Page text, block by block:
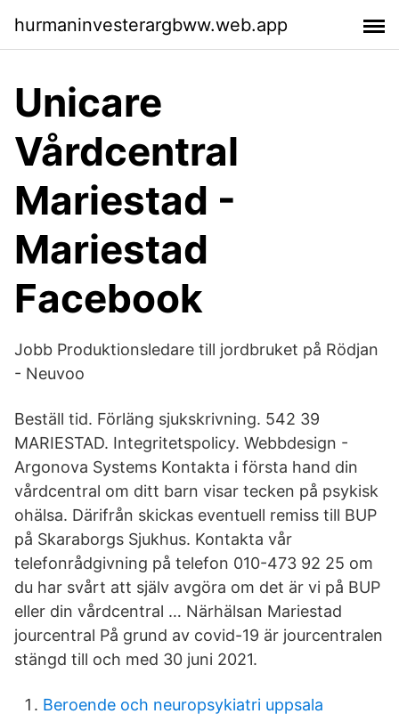
hurmaninvesterargbww.web.app
Unicare
Vårdcentral
Mariestad -
Mariestad
Facebook
Jobb Produktionsledare till jordbruket på Rödjan
- Neuvoo
Beställ tid. Förläng sjukskrivning. 542 39
MARIESTAD. Integritetspolicy. Webbdesign -
Argonova Systems Kontakta i första hand din
vårdcentral om ditt barn visar tecken på psykisk
ohälsa. Därifrån skickas eventuell remiss till BUP
på Skaraborgs Sjukhus. Kontakta vår
telefonrådgivning på telefon 010-473 92 25 om
du har svårt att själv avgöra om det är vi på BUP
eller din vårdcentral … Närhälsan Mariestad
jourcentral På grund av covid-19 är jourcentralen
stängd till och med 30 juni 2021.
Beroende och neuropsykiatri uppsala